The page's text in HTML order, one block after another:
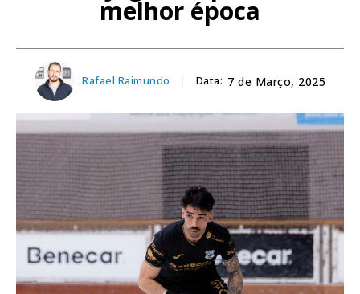
melhor época
Rafael Raimundo Data: 7 de Março, 2025